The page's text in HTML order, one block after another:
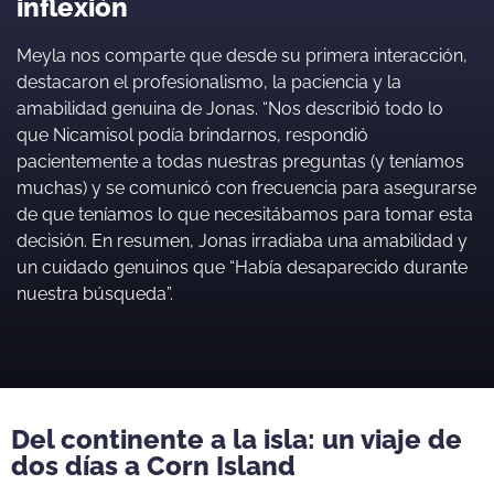
inflexión
Meyla nos comparte que desde su primera interacción,
destacaron el profesionalismo, la paciencia y la
amabilidad genuina de Jonas. “Nos describió todo lo
que Nicamisol podía brindarnos, respondió
pacientemente a todas nuestras preguntas (y teníamos
muchas) y se comunicó con frecuencia para asegurarse
de que teníamos lo que necesitábamos para tomar esta
decisión. En resumen, Jonas irradiaba una amabilidad y
un cuidado genuinos que “Había desaparecido durante
nuestra búsqueda”.
Del continente a la isla: un viaje de
dos días a Corn Island